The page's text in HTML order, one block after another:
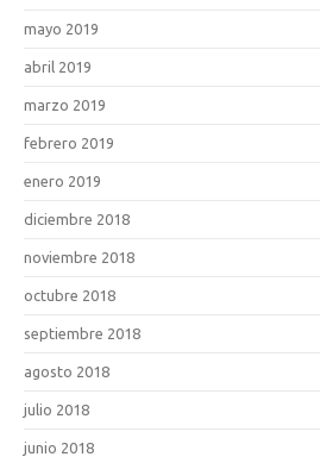
mayo 2019
abril 2019
marzo 2019
febrero 2019
enero 2019
diciembre 2018
noviembre 2018
octubre 2018
septiembre 2018
agosto 2018
julio 2018
junio 2018